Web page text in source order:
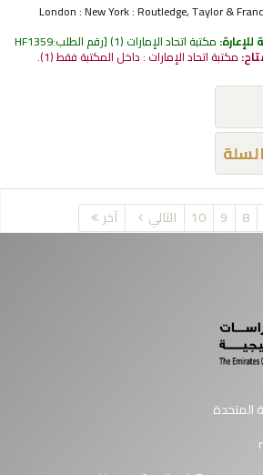
London : New York : Routledge, Taylor &
للإعارة: مكتبة اتحاد الإمارات (1) رقم الطلب:HF1359
مكتبة اتحاد الإمارات : داخل المكتبة فقط(1).
8
9
10 التالي آخر
المتحدة